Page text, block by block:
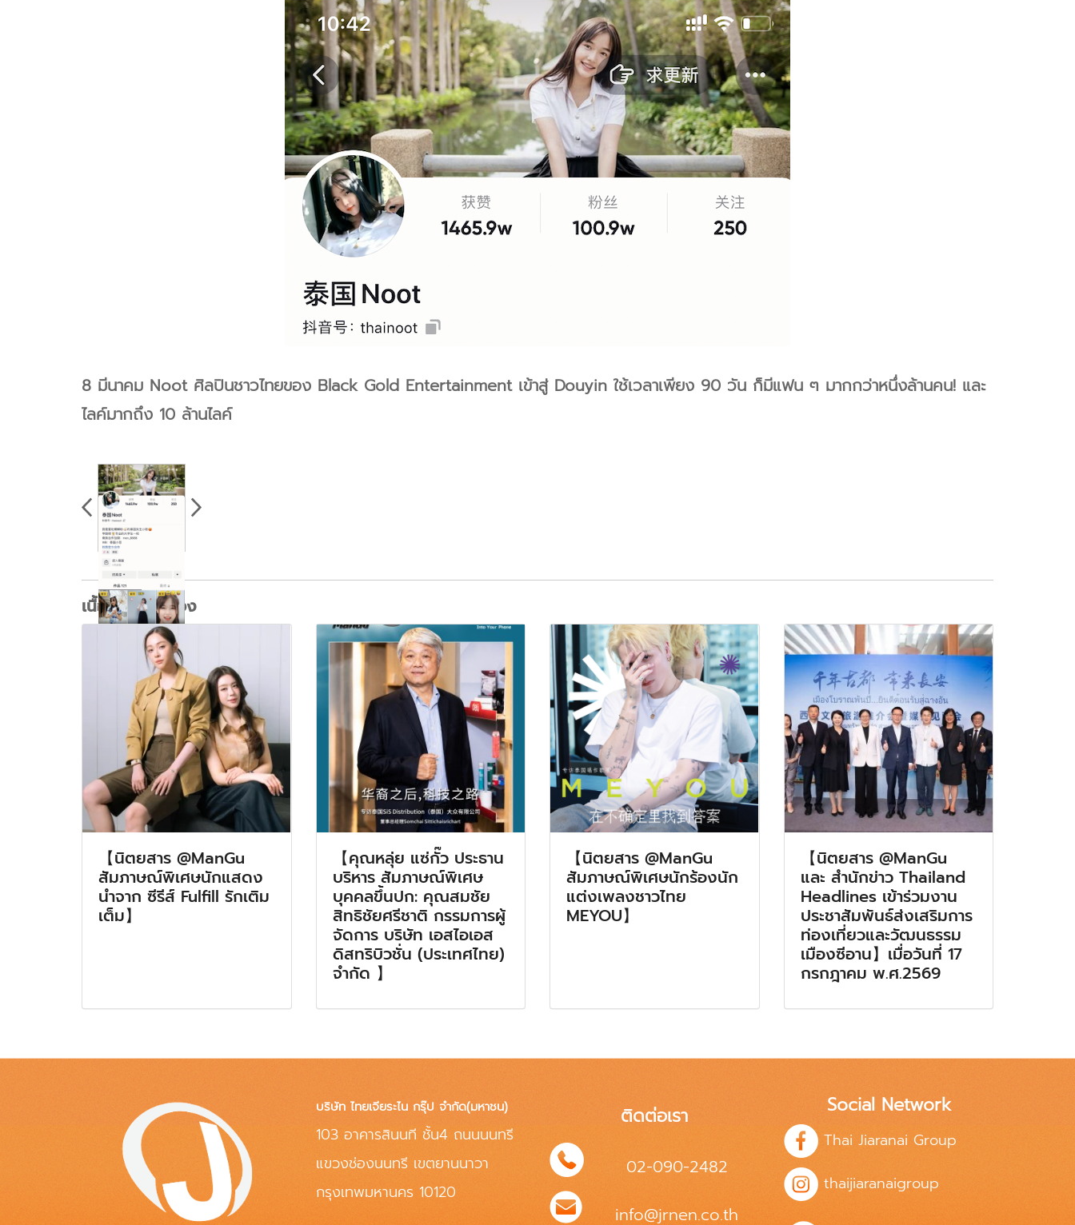
8 มีนาคม Noot ศิลปินชาวไทยของ Black Gold Entertainment เข้าสู่ Douyin ใช้เวลาเพียง 90 วัน ก็มีแฟน ๆ มากกว่าหนึ่งล้านคน! และ
ไลค์มากถึง 10 ล้านไลค์
เนื้อหาที่เกี่ยวข้อง
【นิตยสาร @ManGu
สัมภาษณ์พิเศษนักแสดง
นำจาก ซีรีส์ Fulfill รักเติม
เต็ม】
【คุณหลุ่ย แซ่กั๊ว ประธาน
บริหาร สัมภาษณ์พิเศษ
บุคคลขึ้นปก: คุณสมชัย
สิทธิชัยศรีชาติ กรรมการผู้
จัดการ บริษัท เอสไอเอส
ดิสทริบิวชั่น (ประเทศไทย)
จำกัด 】
【นิตยสาร @ManGu
สัมภาษณ์พิเศษนักร้องนัก
แต่งเพลงชาวไทย
MEYOU】
【นิตยสาร @ManGu
และ สำนักข่าว Thailand
Headlines เข้าร่วมงาน
ประชาสัมพันธ์ส่งเสริมการ
ท่องเที่ยวและวัฒนธรรม
เมืองซีอาน】เมื่อวันที่ 17
กรกฎาคม พ.ศ.2569
บริษัท ไทยเจียระไน กรุ๊ป จำกัด(มหาชน)
103 อาคารสินนที ชั้น4 ถนนนนทรี
แขวงช่องนนทรี เขตยานนาวา
กรุงเทพมหานคร 10120
ติดต่อเรา
02-090-2482
info@jrnen.co.th
Social Network
Thai Jiaranai Group
thaijiaranaigroup